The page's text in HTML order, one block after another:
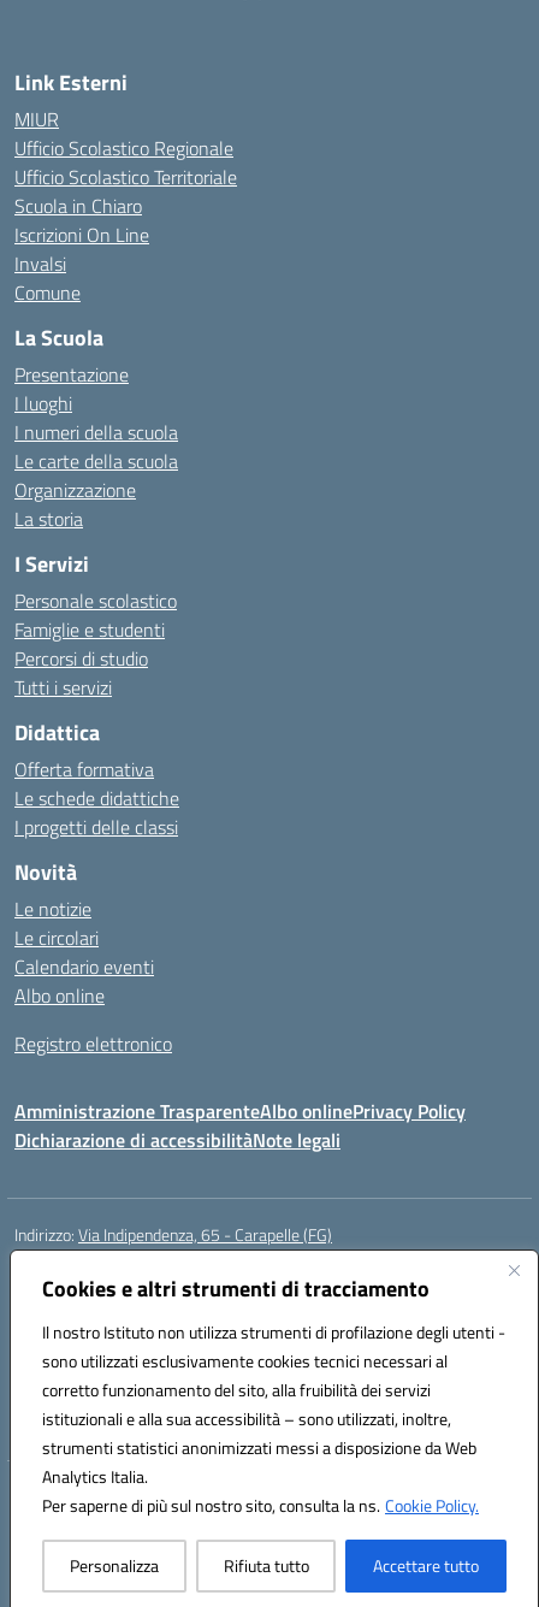
Cookies e altri strumenti di tracciamento
Il nostro Istituto non utilizza strumenti di profilazione degli utenti -
sono utilizzati esclusivamente cookies tecnici necessari al
corretto funzionamento del sito, alla fruibilità dei servizi
istituzionali e alla sua accessibilità – sono utilizzati, inoltre,
strumenti statistici anonimizzati messi a disposizione da Web
Analytics Italia.
Per saperne di più sul nostro sito, consulta la ns.Cookie Policy.
Personalizza Rifiuta tutto Accettare tutto
Link Esterni
MIUR
Ufficio Scolastico Regionale
Ufficio Scolastico Territoriale
Scuola in Chiaro
Iscrizioni On Line
Invalsi
Comune
La Scuola
Presentazione
I luoghi
I numeri della scuola
Le carte della scuola
Organizzazione
La storia
I Servizi
Personale scolastico
Famiglie e studenti
Percorsi di studio
Tutti i servizi
Didattica
Offerta formativa
Le schede didattiche
I progetti delle classi
Novità
Le notizie
Le circolari
Calendario eventi
Albo online
Registro elettronico
Amministrazione TrasparenteAlbo onlinePrivacy Policy
Dichiarazione di accessibilitàNote legali
Indirizzo:Via Indipendenza, 65 - Carapelle (FG)
Centralino:
Posta elettronica certificata (PEC):fgic822001@pec.istruzione.it
Codice fiscale: 90015720718
Codice meccanografico:FGIC822001
Codice Indice delle Pubbliche Amministrazioni (IPA): istsc_fgic822001
Codice unico di fatturazione (CUF): UFSLF2
Hosting & Powered by 3D Solution S.r.l.
Concept & Design by Designers Italia